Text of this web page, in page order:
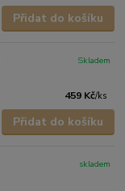
Přidat do košíku
459 Kč/ks
Skladem
Přidat do košíku
skladem